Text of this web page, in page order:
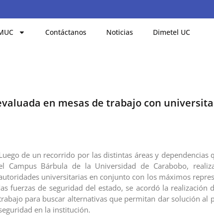
Contáctanos Noticias Dimetel UC
en mesas de trabajo con
de un recorrido por las distintas áreas y dependencias
Campus Bárbula de la Universidad de Carabobo,
universitarias en conjunto con los máximos
fuerzas de seguridad del estado, se acordó la realización
para buscar alternativas que permitan dar solución al
en la institución.